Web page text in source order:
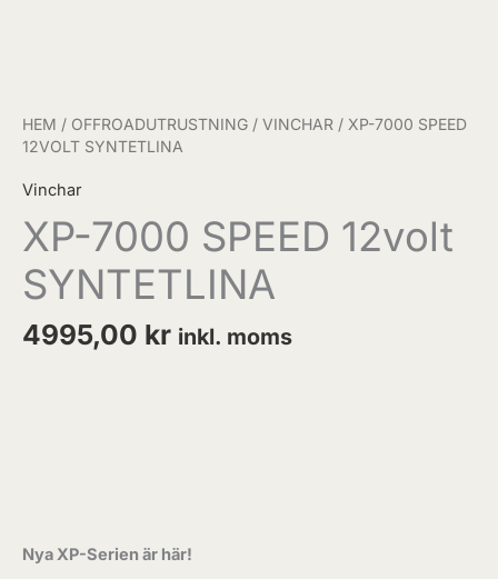
HEM / OFFROADUTRUSTNING / VINCHAR / XP-7000 SPEED
12VOLT SYNTETLINA
Vinchar
XP-7000 SPEED 12volt
SYNTETLINA
4995,00 kr inkl. moms
Nya XP-Serien är här!